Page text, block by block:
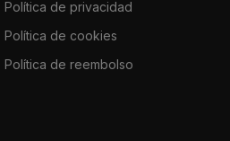
Política de privacidad
Política de cookies
Política de reembolso